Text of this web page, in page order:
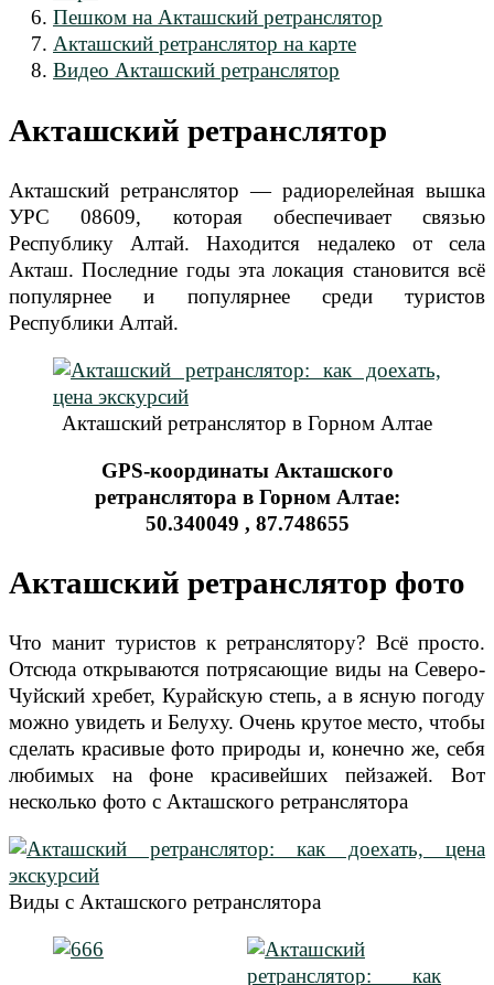
Пешком на Акташский ретранслятор
Акташский ретранслятор на карте
Видео Акташский ретранслятор
Акташский ретранслятор
Акташский ретранслятор — радиорелейная вышка
УРС 08609, которая обеспечивает связью
Республику Алтай. Находится недалеко от села
Акташ. Последние годы эта локация становится всё
популярнее и популярнее среди туристов
Республики Алтай.
Акташский ретранслятор в Горном Алтае
GPS-координаты Акташского
ретранслятора в Горном Алтае:
50.340049 , 87.748655
Акташский ретранслятор фото
Что манит туристов к ретранслятору? Всё просто.
Отсюда открываются потрясающие виды на Северо-
Чуйский хребет, Курайскую степь, а в ясную погоду
можно увидеть и Белуху. Очень крутое место, чтобы
сделать красивые фото природы и, конечно же, себя
любимых на фоне красивейших пейзажей. Вот
несколько фото с Акташского ретранслятора
Виды с Акташского ретранслятора